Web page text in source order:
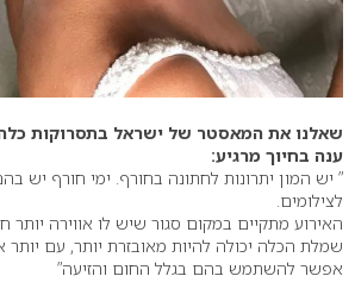
שאלנו את המאסטר של ישראל בתסרוקות כלה
ענה בחיוך מרגיע:
” יש המון יתרונות לחתונה בחורף. ימי חורף יש
לצילומים.
האירוע מתקיים במקום סגור שיש לו אווירה יותר
שמלת הכלה יכולה להיות מאובזרת יותר, עם יותר
אפשר להשתמש בהם בגלל החום והזיעה”